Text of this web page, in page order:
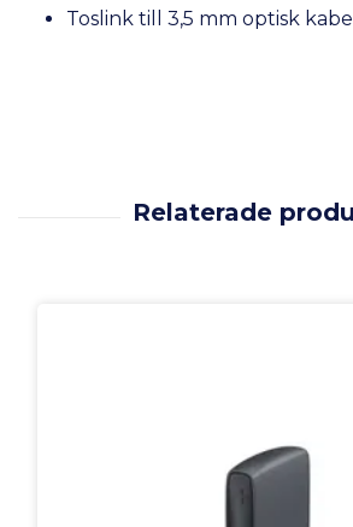
Toslink till 3,5 mm optisk kabel